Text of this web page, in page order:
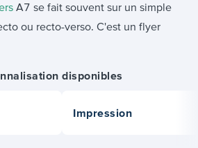
A7 se fait souvent sur un simple
ou recto-verso. C'est un flyer
disponibles
Impression